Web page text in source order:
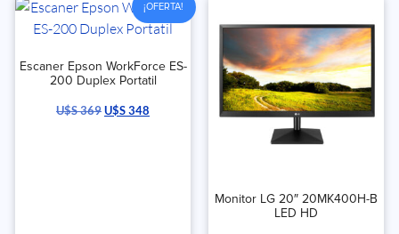
¡OFERTA!
Escaner Epson WorkForce ES-
200 Duplex Portatil
U$S369U$S348
Monitor LG 20″ 20MK400H-B
LED HD